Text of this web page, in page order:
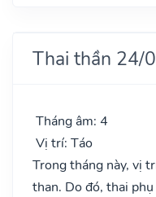
Thai thần 24/
Tháng âm: 4
Vị trí: Táo
Trong tháng này, vị
than. Do đó, thai